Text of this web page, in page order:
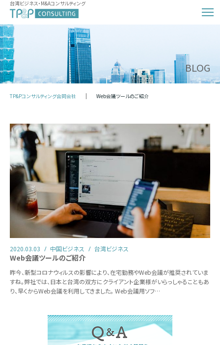
台湾ビジネス・M&Aコンサルティング
BLOG
TP&Pコンサルティング合同会社 Web会議ツールのご紹介
2020.03.03 中国ビジネス 台湾ビジネス
Web会議ツールのご紹介
昨今、新型コロナウィルスの影響により、在宅勤務やWeb会議が推奨されていま
すね。弊社では、日本と台湾の双方にクライアント企業様がいらっしゃることもあ
り、早くからWeb会議を利用してきました。 Web会議用ソフ…